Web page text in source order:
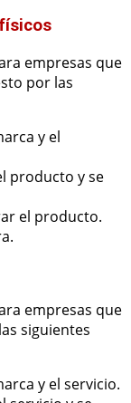
empresas que
por las
y el
producto y se
el producto.
empresas que
siguientes
y el servicio.